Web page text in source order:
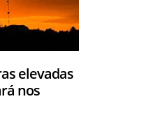
elevadas
nos